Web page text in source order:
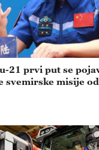
21 prvi put se
svemirske misije